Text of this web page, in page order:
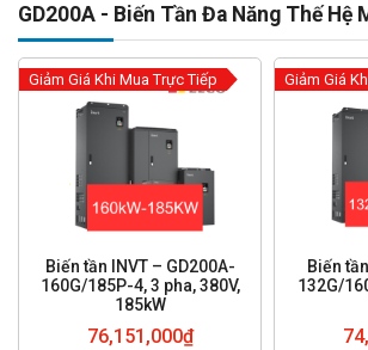
GD200A - Biến Tần Đa Năng Thế Hệ
Giảm Giá Khi Mua Trực Tiếp
Biến tần INVT – GD200A-
160G/185P-4, 3 pha, 380V,
185kW
76,151,000₫
Giảm Giá
Biến
132G/